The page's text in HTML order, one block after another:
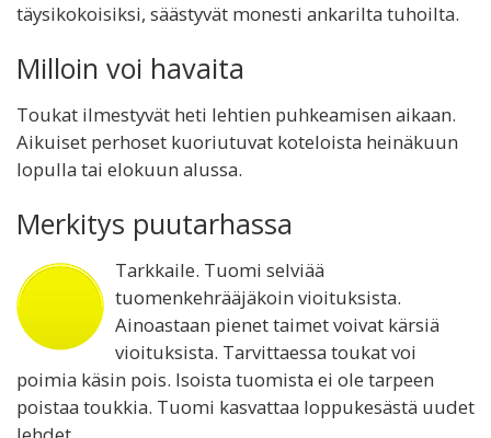
täysikokoisiksi, säästyvät monesti ankarilta tuhoilta.
Milloin voi havaita
Toukat ilmestyvät heti lehtien puhkeamisen aikaan.
Aikuiset perhoset kuoriutuvat koteloista heinäkuun
lopulla tai elokuun alussa.
Merkitys puutarhassa
Tarkkaile. Tuomi selviää
tuomenkehrääjäkoin vioituksista.
Ainoastaan pienet taimet voivat kärsiä
vioituksista. Tarvittaessa toukat voi
poimia käsin pois. Isoista tuomista ei ole tarpeen
poistaa toukkia. Tuomi kasvattaa loppukesästä uudet